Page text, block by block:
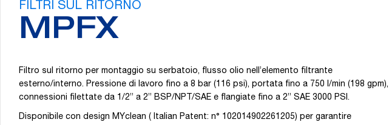
FILTRI SUL RITORNO
MPFX
Filtro sul ritorno per montaggio su serbatoio, flusso olio nell’elemento filtrante
esterno/interno. Pressione di lavoro fino a 8 bar (116 psi), portata fino a 750 l/min (198 gpm),
connessioni filettate da 1/2” a 2” BSP/NPT/SAE e flangiate fino a 2” SAE 3000 PSI.
Disponibile con design MYclean ( Italian Patent: n° 102014902261205) per garantire